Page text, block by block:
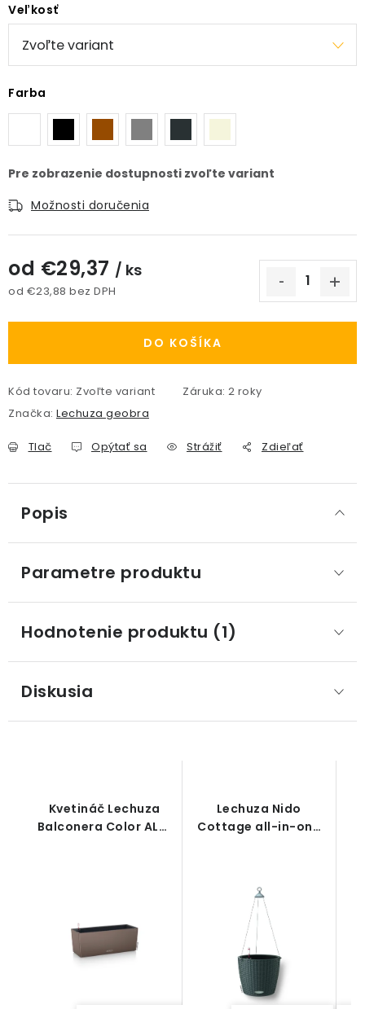
Veľkosť
Farba
Možnosti doručenia
od €29,37 / ks
od €23,88 bez DPH
DO KOŠÍKA
Kód tovaru: Zvoľte variant Záruka: 2 roky
Značka: Lechuza geobra
Tlač Opýtať sa Strážiť Zdieľať
Popis
Parametre produktu
Hodnotenie produktu (1)
Diskusia
Kvetináč Lechuza
Balconera Color ALL-
Lechuza Nido
Cottage all-in-one